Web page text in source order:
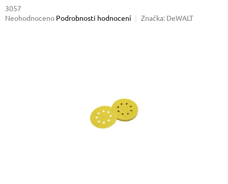
3057
Průměrné
Neohodnoceno Podrobnosti hodnocení Značka: DeWALT